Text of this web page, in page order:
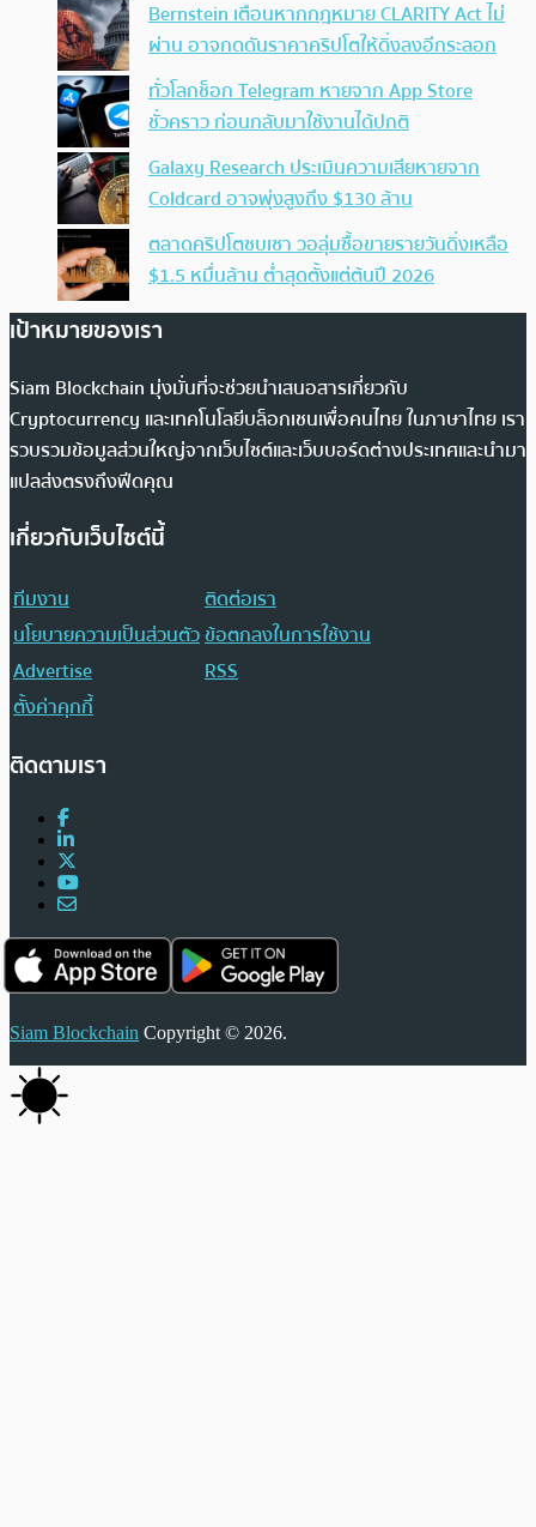
Bernstein เตือนหากกฎหมาย CLARITY Act ไม่
ผ่าน อาจกดดันราคาคริปโตให้ดิ่งลงอีกระลอก
ทั่วโลกช็อก Telegram หายจาก App Store
ชั่วคราว ก่อนกลับมาใช้งานได้ปกติ
Galaxy Research ประเมินความเสียหายจาก
Coldcard อาจพุ่งสูงถึง $130 ล้าน
ตลาดคริปโตซบเซา วอลุ่มซื้อขายรายวันดิ่งเหลือ
$1.5 หมื่นล้าน ต่ำสุดตั้งแต่ต้นปี 2026
เป้าหมายของเรา
Siam Blockchain มุ่งมั่นที่จะช่วยนำเสนอสารเกี่ยวกับ
Cryptocurrency และเทคโนโลยีบล็อกเชนเพื่อคนไทย ในภาษาไทย เรา
รวบรวมข้อมูลส่วนใหญ่จากเว็บไซต์และเว็บบอร์ดต่างประเทศและนำมา
แปลส่งตรงถึงฟีดคุณ
เกี่ยวกับเว็บไซต์นี้
ทีมงาน
ติดต่อเรา
นโยบายความเป็นส่วนตัวข้อตกลงในการใช้งาน
Advertise
RSS
ตั้งค่าคุกกี้
ติดตามเรา
Siam Blockchain Copyright © 2026.